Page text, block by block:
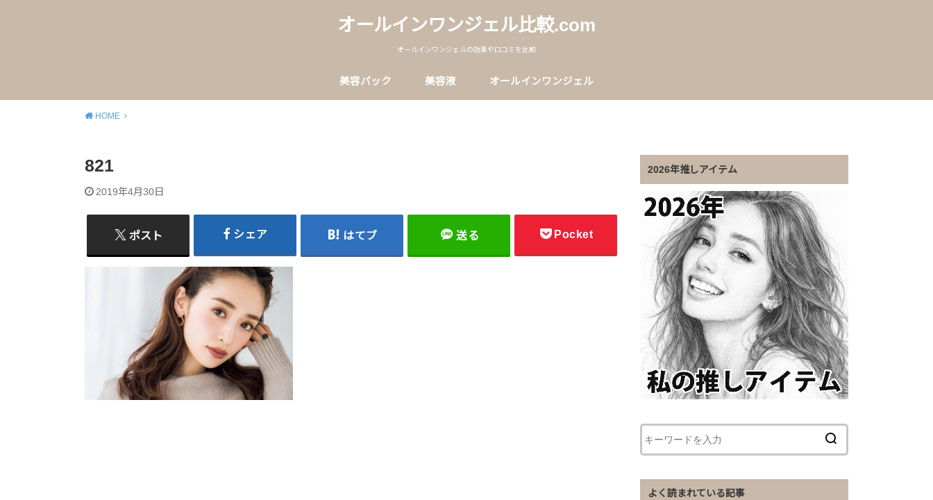
オールインワンジェル比較.com
オールインワンジェルの効果や口コミを比較
美容パック 美容液 オールインワンジェル
HOME
821
2019年4月30日
ポスト シェア はてブ 送る Pocket
2026年推しアイテム
よく読まれている記事